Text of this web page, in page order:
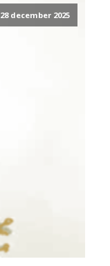
28 december 2025